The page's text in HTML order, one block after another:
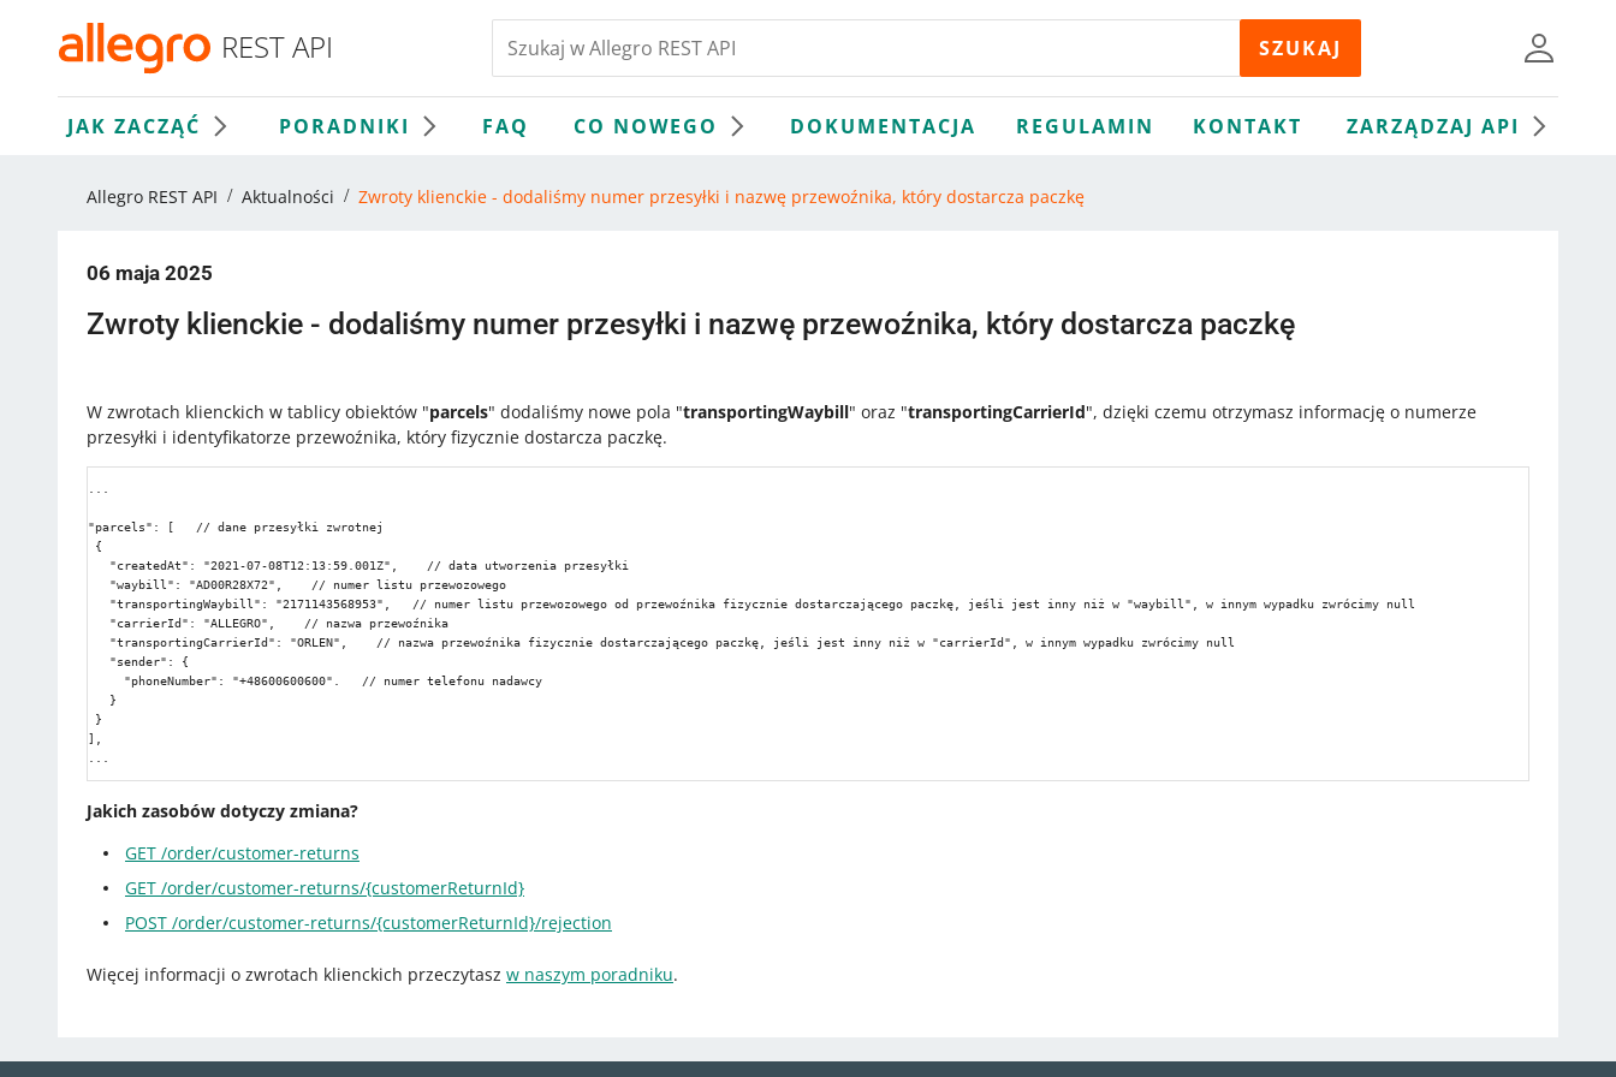
REST API
JAK ZACZĄĆ PORADNIKI FAQ CO NOWEGO DOKUMENTACJA REGULAMIN KONTAKT ZARZĄDZAJ API
Allegro REST API Aktualności Zwroty klienckie - dodaliśmy numer przesyłki i nazwę przewoźnika, który dostarcza paczkę
06 maja 2025
Zwroty klienckie - dodaliśmy numer przesyłki i nazwę przewoźnika, który dostarcza paczkę
W zwrotach klienckich w tablicy obiektów "parcels" dodaliśmy nowe pola "transportingWaybill" oraz "transportingCarrierId", dzięki czemu otrzymasz informację o numerze
przesyłki i identyfikatorze przewoźnika, który fizycznie dostarcza paczkę.
"parcels": [   // dane przesyłki zwrotnej
{
   "createdAt": "2021-07-08T12:13:59.001Z",    // data utworzenia przesyłki
   "waybill": "AD00R28X72",    // numer listu przewozowego
   "transportingWaybill": "2171143568953",   // numer listu przewozowego od przewoźnika fizycznie dostarczającego paczkę, jeśli jest inny niż w "waybill", w innym wypadku zwrócimy null
   "carrierId": "ALLEGRO",    // nazwa przewoźnika
   "transportingCarrierId": "ORLEN",    // nazwa przewoźnika fizycznie dostarczającego paczkę, jeśli jest inny niż w "carrierId", w innym wypadku zwrócimy null
   "sender": {
     "phoneNumber": "+48600600600".   // numer telefonu nadawcy
   }
}
],
Jakich zasobów dotyczy zmiana?
GET /order/customer-returns
GET /order/customer-returns/{customerReturnId}
POST /order/customer-returns/{customerReturnId}/rejection
Więcej informacji o zwrotach klienckich przeczytasz w naszym poradniku.